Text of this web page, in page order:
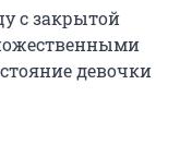
с закрытой
девочки